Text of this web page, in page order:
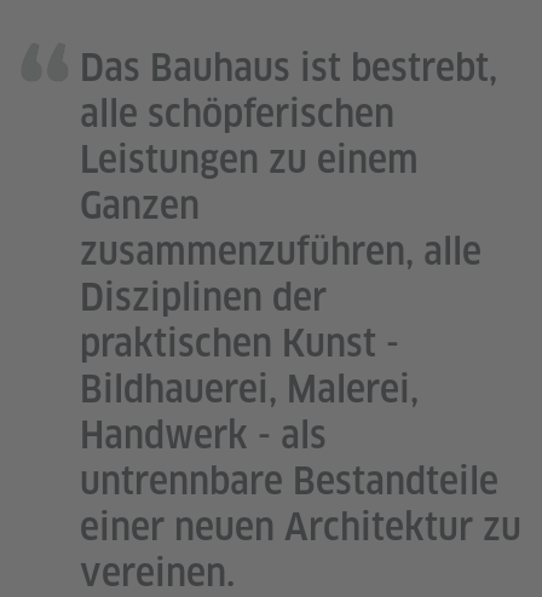
Das Bauhaus ist bestrebt,
alle schöpferischen
Leistungen zu einem
Ganzen
zusammenzuführen, alle
Disziplinen der
praktischen Kunst -
Bildhauerei, Malerei,
Handwerk - als
untrennbare Bestandteile
einer neuen Architektur zu
vereinen.